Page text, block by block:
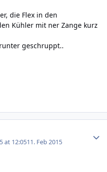
die Flex in den
Kühler mit ner Zange kurz
geschruppt..
at 12:0511. Feb 2015